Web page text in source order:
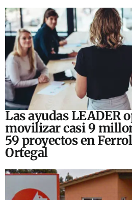
Las ayudas LEADER
movilizar casi 9
59 proyectos en
Ortegal